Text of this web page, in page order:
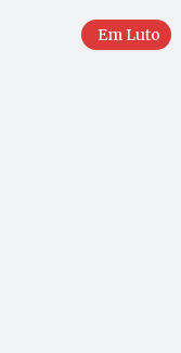
Em Luto